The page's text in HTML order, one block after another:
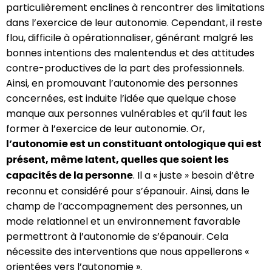
particulièrement enclines à rencontrer des limitations
dans l’exercice de leur autonomie. Cependant, il reste
flou, difficile à opérationnaliser, générant malgré les
bonnes intentions des malentendus et des attitudes
contre-productives de la part des professionnels.
Ainsi, en promouvant l’autonomie des personnes
concernées, est induite l’idée que quelque chose
manque aux personnes vulnérables et qu’il faut les
former à l’exercice de leur autonomie. Or,
l’autonomie est un constituant ontologique qui est
présent, même latent, quelles que soient les
capacités de la personne. Il a « juste » besoin d’être
reconnu et considéré pour s’épanouir. Ainsi, dans le
champ de l’accompagnement des personnes, un
mode relationnel et un environnement favorable
permettront à l’autonomie de s’épanouir. Cela
nécessite des interventions que nous appellerons «
orientées vers l’autonomie ».